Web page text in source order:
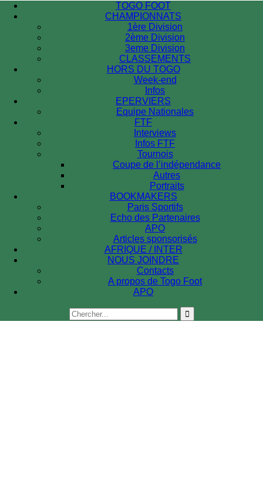
TOGO FOOT
CHAMPIONNATS
1ère Division
2ème Division
3eme Division
CLASSEMENTS
HORS DU TOGO
Week-end
Infos
EPERVIERS
Equipe Nationales
FTF
Interviews
Infos FTF
Tournois
Coupe de l’indépendance
Autres
Portraits
BOOKMAKERS
Paris Sportifs
Echo des Partenaires
APO
Articles sponsorisés
AFRIQUE / INTER
NOUS JOINDRE
Contacts
A propos de Togo Foot
APO